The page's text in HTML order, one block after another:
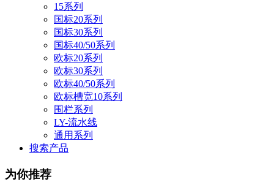
15系列
国标20系列
国标30系列
国标40/50系列
欧标20系列
欧标30系列
欧标40/50系列
欧标槽宽10系列
围栏系列
LY-流水线
通用系列
搜索产品
为你推荐